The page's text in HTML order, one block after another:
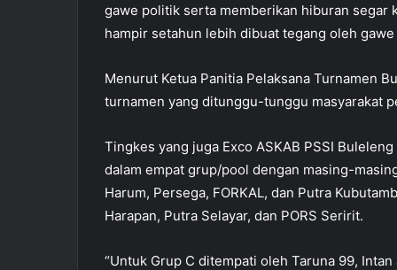
gawe politik serta memberikan hiburan segar
hampir setahun lebih dibuat tegang oleh
Menurut Ketua Panitia Pelaksana Turnamen
turnamen yang ditunggu-tunggu masyarakat
Tingkes yang juga Exco ASKAB PSSI
dalam empat grup/pool dengan masing-
Harum, Persega, FORKAL, dan Putra
Harapan, Putra Selayar, dan PORS Seririt.
“Untuk Grup C ditempati oleh Taruna 99,